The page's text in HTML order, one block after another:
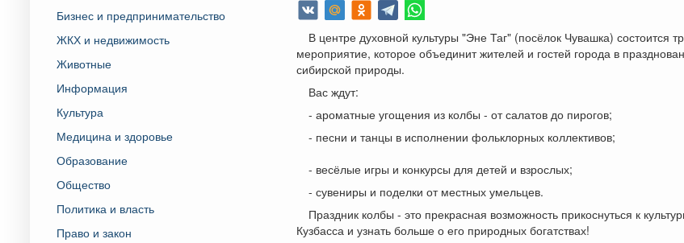
Бизнес и предпринимательство
ЖКХ и недвижимость
Животные
Информация
Культура
Медицина и здоровье
Образование
Общество
Политика и власть
Право и закон
В центре духовной культуры "Эне Таг" (посёлок Чувашка) состоится
мероприятие, которое объединит жителей и гостей города в
сибирской природы.
Вас ждут:
- ароматные угощения из колбы - от салатов до пирогов;
- песни и танцы в исполнении фольклорных коллективов;
- весёлые игры и конкурсы для детей и взрослых;
- сувениры и поделки от местных умельцев.
Праздник колбы - это прекрасная возможность прикоснуться к
Кузбасса и узнать больше о его природных богатствах!